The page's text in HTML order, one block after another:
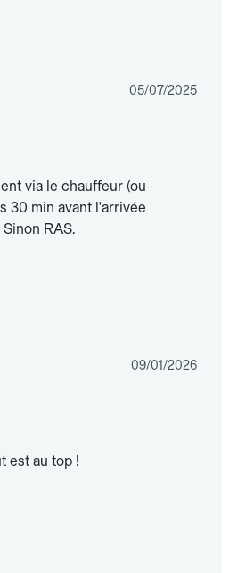
05/07/2025
via le chauffeur (ou
30 min avant l'arrivée
RAS.
09/01/2026
est au top !